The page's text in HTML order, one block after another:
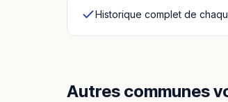
Historique complet de
Autres communes